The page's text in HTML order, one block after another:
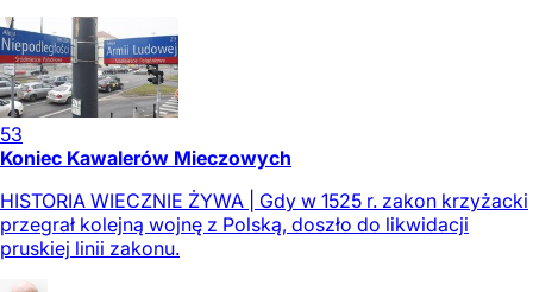
53
Koniec Kawalerów Mieczowych
HISTORIA WIECZNIE ŻYWA | Gdy w 1525 r. zakon krzyżacki
przegrał kolejną wojnę z Polską, doszło do likwidacji
pruskiej linii zakonu.